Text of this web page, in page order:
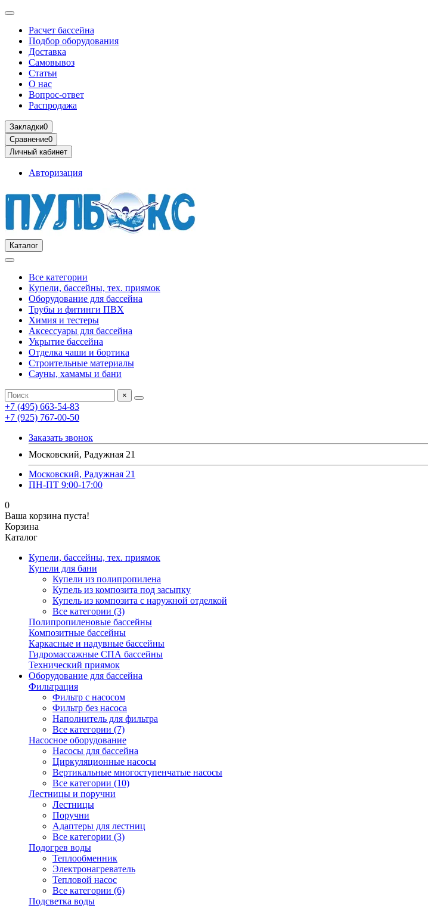
Расчет бассейна
Подбор оборудования
Доставка
Самовывоз
Статьи
О нас
Вопрос-ответ
Распродажа
Закладки0
Сравнение0
Личный кабинет
Авторизация
Каталог
Все категории
Купели, бассейны, тех. приямок
Оборудование для бассейна
Трубы и фитинги ПВХ
Химия и тестеры
Аксессуары для бассейна
Укрытие бассейна
Отделка чаши и бортика
Строительные материалы
Сауны, хамамы и бани
×
+7 (495) 663-54-83
+7 (925) 767-00-50
Заказать звонок
Московский, Радужная 21
Московский, Радужная 21
ПН-ПТ 9:00-17:00
0
Ваша корзина пуста!
Корзина
Каталог
Купели, бассейны, тех. приямок
Купели для бани
Купели из полипропилена
Купель из композита под засыпку
Купель из композита с наружной отделкой
Все категории (3)
Полипропиленовые бассейны
Композитные бассейны
Каркасные и надувные бассейны
Гидромассажные СПА бассейны
Технический приямок
Оборудование для бассейна
Фильтрация
Фильтр с насосом
Фильтр без насоса
Наполнитель для фильтра
Все категории (7)
Насосное оборудование
Насосы для бассейна
Циркуляционные насосы
Вертикальные многоступенчатые насосы
Все категории (10)
Лестницы и поручни
Лестницы
Поручни
Адаптеры для лестниц
Все категории (3)
Подогрев воды
Теплообменник
Электронагреватель
Тепловой насос
Все категории (6)
Подсветка воды